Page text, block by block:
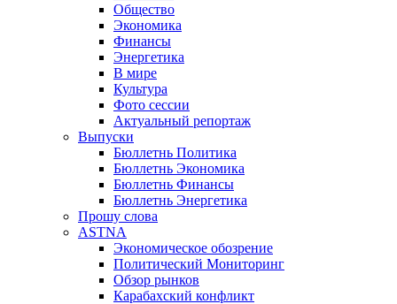
Общество
Экономика
Финансы
Энергетика
В мире
Культура
Фото сессии
Актуальный репортаж
Выпуски
Бюллетнь Политика
Бюллетнь Экономика
Бюллетнь Финансы
Бюллетнь Энергетика
Прошу слова
ASTNA
Экономическое обозрение
Политический Мониторинг
Обзор рынков
Карабахский конфликт